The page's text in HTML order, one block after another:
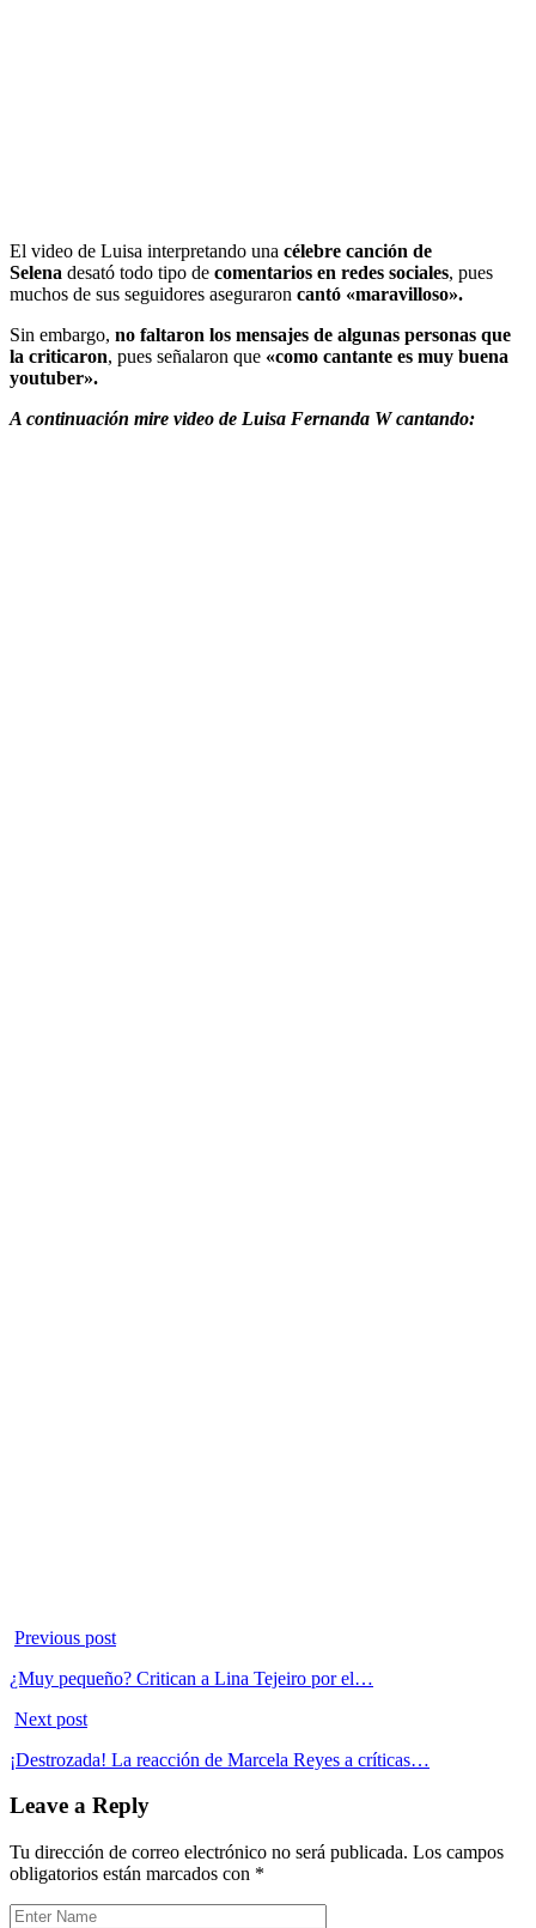
El video de Luisa interpretando una célebre canción de
Selena desató todo tipo de comentarios en redes sociales, pues
muchos de sus seguidores aseguraron cantó «maravilloso».
Sin embargo, no faltaron los mensajes de algunas personas que
la criticaron, pues señalaron que «como cantante es muy buena
youtuber».
A continuación mire video de Luisa Fernanda W cantando:
Previous post
¿Muy pequeño? Critican a Lina Tejeiro por el…
Next post
¡Destrozada! La reacción de Marcela Reyes a críticas…
Leave a Reply
Tu dirección de correo electrónico no será publicada. Los campos
obligatorios están marcados con *